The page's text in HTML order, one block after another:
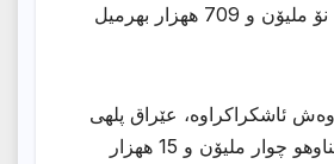
نهوت گهیشتوهته نۆ ملیۆن و 709 ههزار بهرمیل
ئاشكراكراوە، عێراق پلهی
دوهمی بهدهستهێناوهو چوار ملیۆن و 15 ههزار